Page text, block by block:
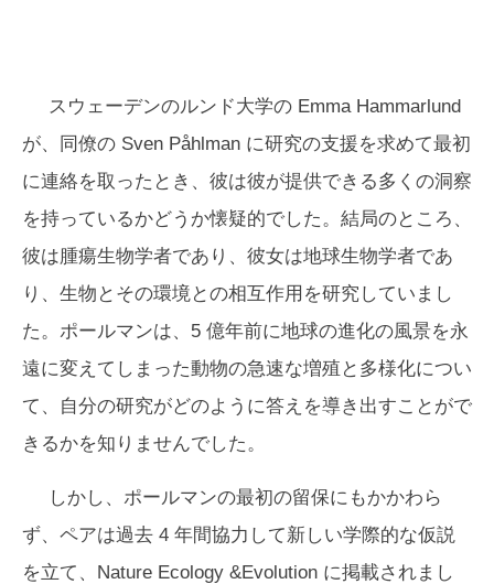
スウェーデンのルンド大学の Emma Hammarlund
が、同僚の Sven Påhlman に研究の支援を求めて最初
に連絡を取ったとき、彼は彼が提供できる多くの洞察
を持っているかどうか懐疑的でした。結局のところ、
彼は腫瘍生物学者であり、彼女は地球生物学者であ
り、生物とその環境との相互作用を研究していまし
た。ポールマンは、5 億年前に地球の進化の風景を永
遠に変えてしまった動物の急速な増殖と多様化につい
て、自分の研究がどのように答えを導き出すことがで
きるかを知りませんでした。
しかし、ポールマンの最初の留保にもかかわら
ず、ペアは過去 4 年間協力して新しい学際的な仮説
を立て、 Nature Ecology &Evolution に掲載されまし